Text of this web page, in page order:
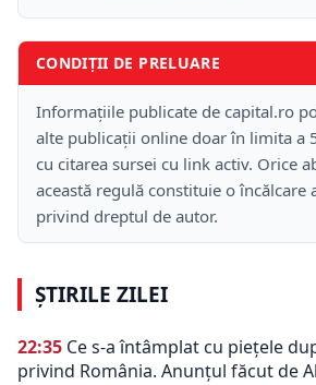
CONDIȚII DE PRELUARE
Informațiile publicate de capital.ro
alte publicații online doar în limita a
cu citarea sursei cu link activ. Orice
această regulă constituie o încălcare
privind dreptul de autor.
ȘTIRILE ZILEI
22:35 Ce s-a întâmplat cu piețele
privind România. Anunțul făcut de